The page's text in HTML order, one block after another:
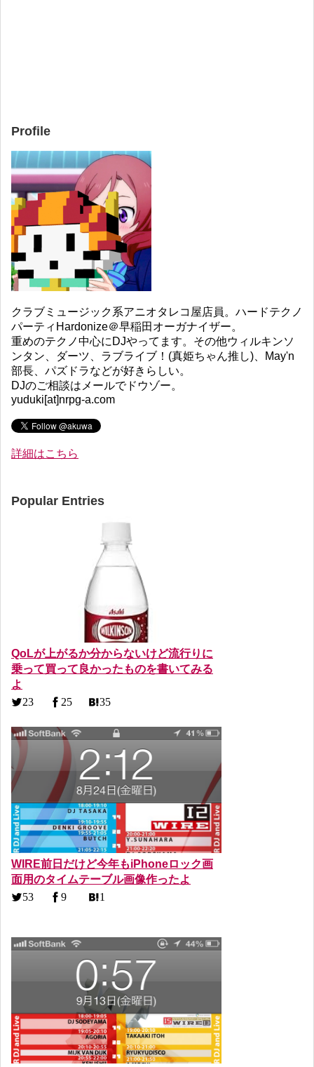
Profile
クラブミュージック系アニオタレコ屋店員。ハードテクノ
パーティHardonize＠早稲田オーガナイザー。
重めのテクノ中心にDJやってます。その他ウィルキンソ
ンタン、ダーツ、ラブライブ！(真姫ちゃん推し)、May'n
部長、パズドラなどが好きらしい。
DJのご相談はメールでドウゾー。
yuduki[at]nrpg-a.com
詳細はこちら
Popular Entries
QoLが上がるか分からないけど流行りに
乗って買って良かったものを書いてみる
よ
23 25 35
WIRE前日だけど今年もiPhoneロック画
面用のタイムテーブル画像作ったよ
53 9 1